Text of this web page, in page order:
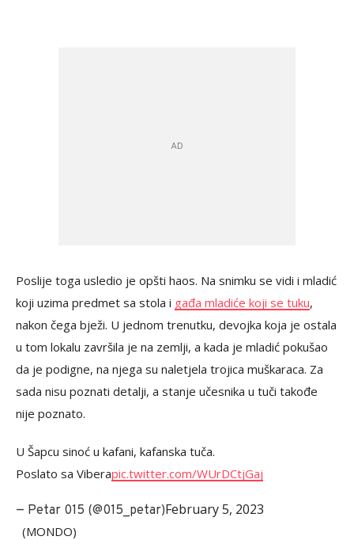
Poslije toga usledio je opšti haos. Na snimku se vidi i mladić
koji uzima predmet sa stola i gađa mladiće koji se tuku,
nakon čega bježi. U jednom trenutku, devojka koja je ostala
u tom lokalu završila je na zemlji, a kada je mladić pokušao
da je podigne, na njega su naletjela trojica muškaraca. Za
sada nisu poznati detalji, a stanje učesnika u tuči takođe
nije poznato.
U Šapcu sinoć u kafani, kafanska tuča.
Poslato sa Viberapic.twitter.com/WUrDCtjGaj
— Petar 015 (@015_petar)February 5, 2023
(MONDO)